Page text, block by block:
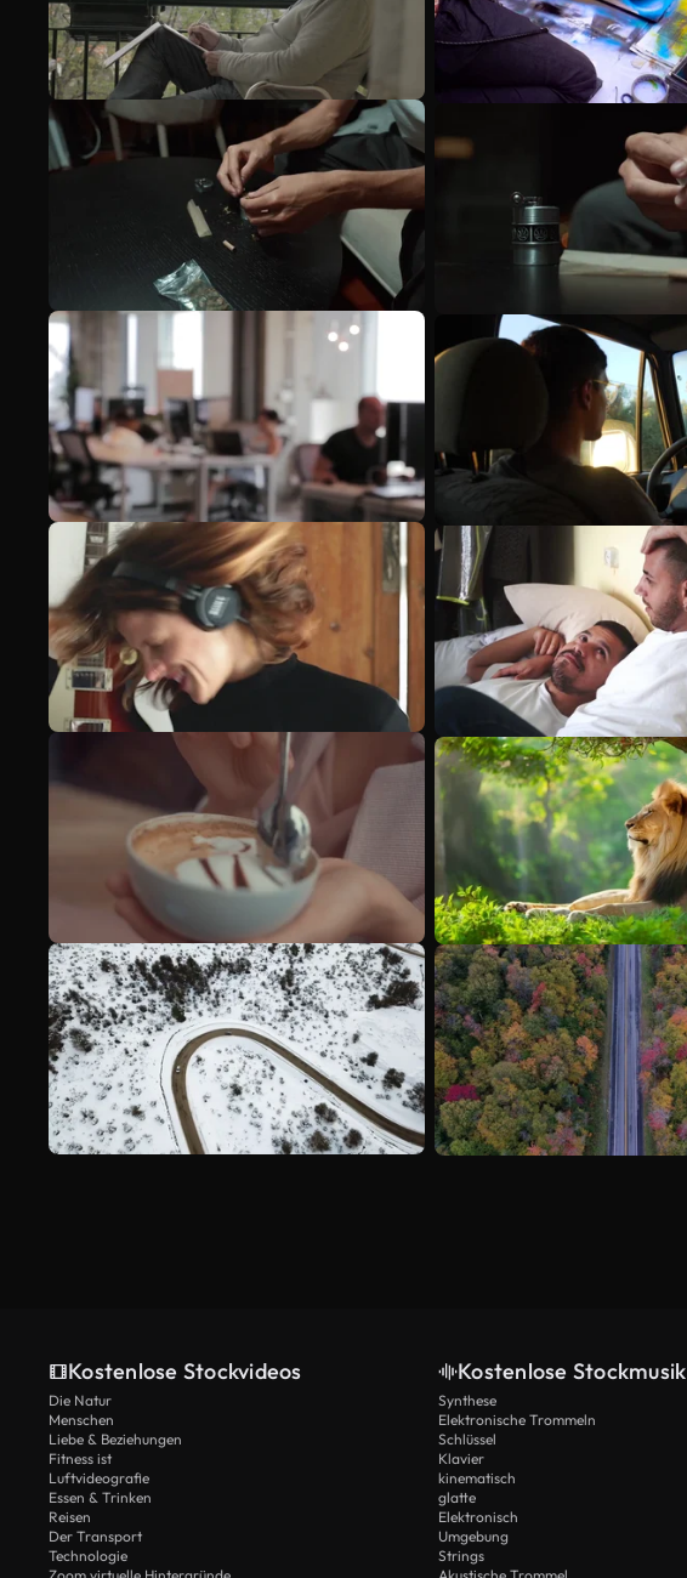
Kostenlose Stockvideos
Die Natur
Menschen
Liebe & Beziehungen
Fitness ist
Luftvideografie
Essen & Trinken
Reisen
Der Transport
Technologie
Kostenlose Stockmusik
Synthese
Elektronische Trommeln
Schlüssel
Klavier
kinematisch
glatte
Elektronisch
Umgebung
Strings